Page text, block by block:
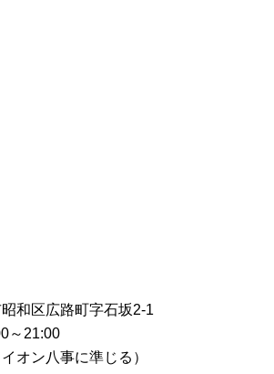
昭和区広路町字石坂2-1
～21:00
イオン八事に準じる）